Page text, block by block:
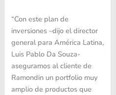
“Con este plan de
inversiones –dijo el director
general para América Latina,
Luis Pablo Da Souza-
aseguramos al cliente de
Ramondin un portfolio muy
amplio de productos que